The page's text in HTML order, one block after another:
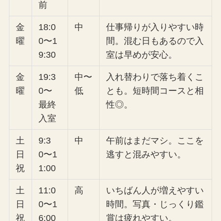
前
金
曜
18:0
0〜1
9:30
中
仕事帰りが入りやすい時
間。混む日もあるので入
室は早めが安心。
金
曜
19:3
0〜
最終
入室
中〜
低
入れ替わりで落ち着くこ
とも。短時間コースと相
性◎。
土
日
祝
9:3
0〜1
1:00
中
午前はまだマシ。ここを
逃すと混みやすい。
土
日
祝
11:0
0〜1
6:00
高
いちばん人が増えやすい
時間。写真・じっくり鑑
賞は疲れやすい。